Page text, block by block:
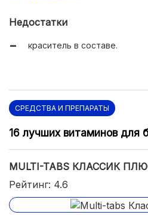
Недостатки
краситель в составе.
СРЕДСТВА И ПРЕПАРАТЫ
16 лучших витаминов для
MULTI-TABS КЛАССИК
Рейтинг: 4.6